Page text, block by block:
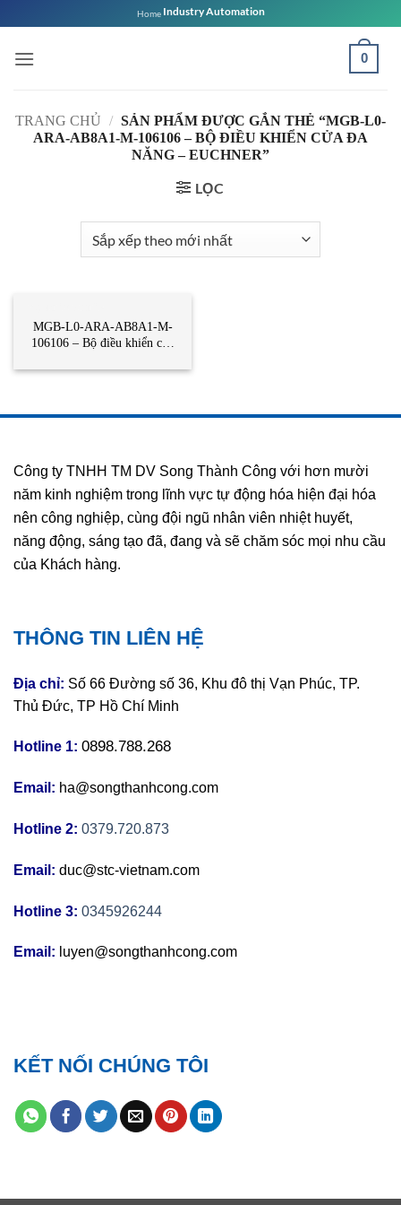
qua
nội
Home Industry Automation
0
TRANG CHỦ / SẢN PHẨM ĐƯỢC GẮN THẺ “MGB-L0-
ARA-AB8A1-M-106106 – BỘ ĐIỀU KHIỂN CỬA ĐA
NĂNG – EUCHNER”
LỌC
MGB-L0-ARA-AB8A1-M-
106106 – Bộ điều khiển cửa
Công ty TNHH TM DV Song Thành Công với hơn mười
năm kinh nghiệm trong lĩnh vực tự động hóa hiện đại hóa
nên công nghiệp, cùng đội ngũ nhân viên nhiệt huyết,
năng động, sáng tạo đã, đang và sẽ chăm sóc mọi nhu cầu
của Khách hàng.
THÔNG TIN LIÊN HỆ
Địa chỉ: Số 66 Đường số 36, Khu đô thị Vạn Phúc, TP.
Thủ Đức, TP Hồ Chí Minh
Hotline 1: 0898.788.268
Email: ha@songthanhcong.com
Hotline 2: 0379.720.873
Email: duc@stc-vietnam.com
Hotline 3: 0345926244
Email: luyen@songthanhcong.com
KẾT NỐI CHÚNG TÔI